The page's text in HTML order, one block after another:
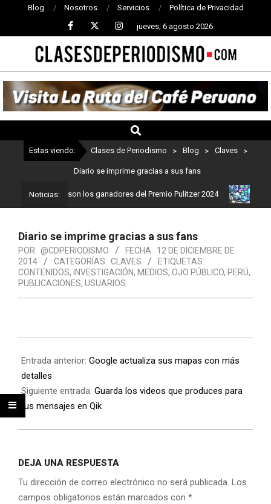
Blog Nosotros Servicios Política de Privacidad
jueves, 6 agosto 2026
CLASES
DE
PERIODISMO
Estas viendo: Clases de Periodismo > Blog > Claves >
Diario se imprime gracias a sus fans
Noticias:
Estos son los ganadores del Premio Pulitzer 2024
Diario se imprime gracias a sus fans
POR: @CDPERIODISMO FECHA: 12 DE DICIEMBRE DE
2014
CATEGORÍAS: CLAVES
ETIQUETAS:
CONTENIDOS, INVESTIGACIÓN, MEDIOS, OJO PÚBLICO, PERÚ,
PUBLICACIONES, USUARIOS
Entrada anterior: Google actualiza sus mapas con más
detalles
Siguiente entrada: Guarda los videos que produces para
tus mensajes en Qik
DEJA UNA RESPUESTA
Tu dirección de correo electrónico no será publicada. Los
campos obligatorios están marcados con *